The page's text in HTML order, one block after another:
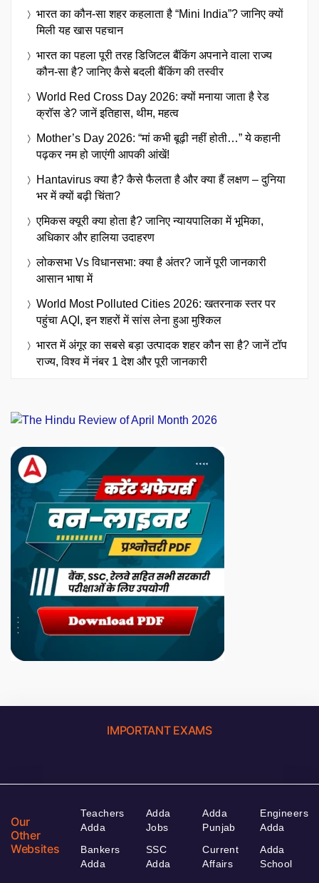
भारत का कौन-सा शहर कहलाता है “Mini India”? जानिए क्यों
मिली यह खास पहचान
भारत का पहला पूरी तरह डिजिटल बैंकिंग अपनाने वाला राज्य
कौन-सा है? जानिए कैसे बदली बैंकिंग की तस्वीर
World Red Cross Day 2026: क्यों मनाया जाता है रेड
क्रॉस डे? जानें इतिहास, थीम, महत्व
Mother’s Day 2026: “मां कभी बूढ़ी नहीं होती…” ये कहानी
पढ़कर नम हो जाएंगी आपकी आंखें!
Hantavirus क्या है? कैसे फैलता है और क्या हैं लक्षण – दुनिया
भर में क्यों बढ़ी चिंता?
एमिकस क्यूरी क्या होता है? जानिए न्यायपालिका में भूमिका,
अधिकार और हालिया उदाहरण
लोकसभा Vs विधानसभा: क्या है अंतर? जानें पूरी जानकारी
आसान भाषा में
World Most Polluted Cities 2026: खतरनाक स्तर पर
पहुंचा AQI, इन शहरों में सांस लेना हुआ मुश्किल
भारत में अंगूर का सबसे बड़ा उत्पादक शहर कौन सा है? जानें टॉप
राज्य, विश्व में नंबर 1 देश और पूरी जानकारी
IMPORTANT EXAMS
Our
Other
Websites
Teachers
Adda
Bankers
Adda
Adda
Jobs
SSC
Adda
Adda
Punjab
Current
Affairs
Engineers
Adda
Adda
School